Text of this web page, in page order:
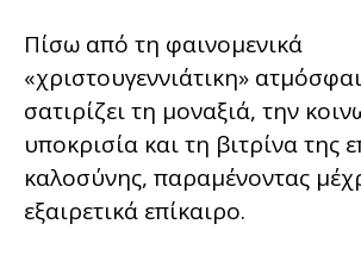
Πίσω από τη φαινομενικά
«χριστουγεννιάτικη»
σατιρίζει τη μοναξιά, την
υποκρισία και τη βιτρίνα της
καλοσύνης, παραμένοντας
εξαιρετικά επίκαιρο.